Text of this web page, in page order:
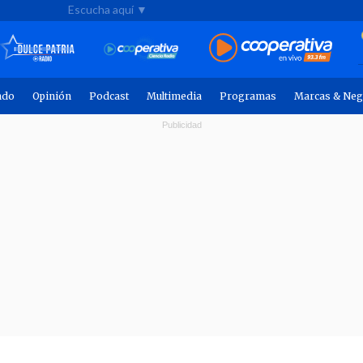
Escucha aquí ▼
Opinión Podcast Multimedia Programas Marcas &